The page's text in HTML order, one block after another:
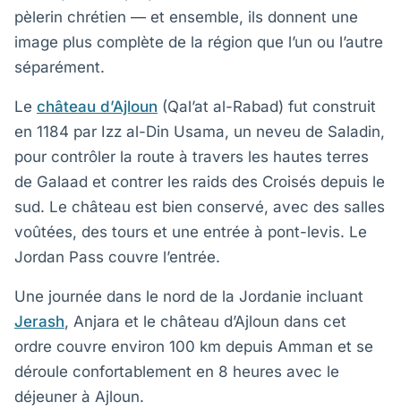
pèlerin chrétien — et ensemble, ils donnent une
image plus complète de la région que l’un ou l’autre
séparément.
Le château d’Ajloun (Qal’at al-Rabad) fut construit
en 1184 par Izz al-Din Usama, un neveu de Saladin,
pour contrôler la route à travers les hautes terres
de Galaad et contrer les raids des Croisés depuis le
sud. Le château est bien conservé, avec des salles
voûtées, des tours et une entrée à pont-levis. Le
Jordan Pass couvre l’entrée.
Une journée dans le nord de la Jordanie incluant
Jerash, Anjara et le château d’Ajloun dans cet
ordre couvre environ 100 km depuis Amman et se
déroule confortablement en 8 heures avec le
déjeuner à Ajloun.